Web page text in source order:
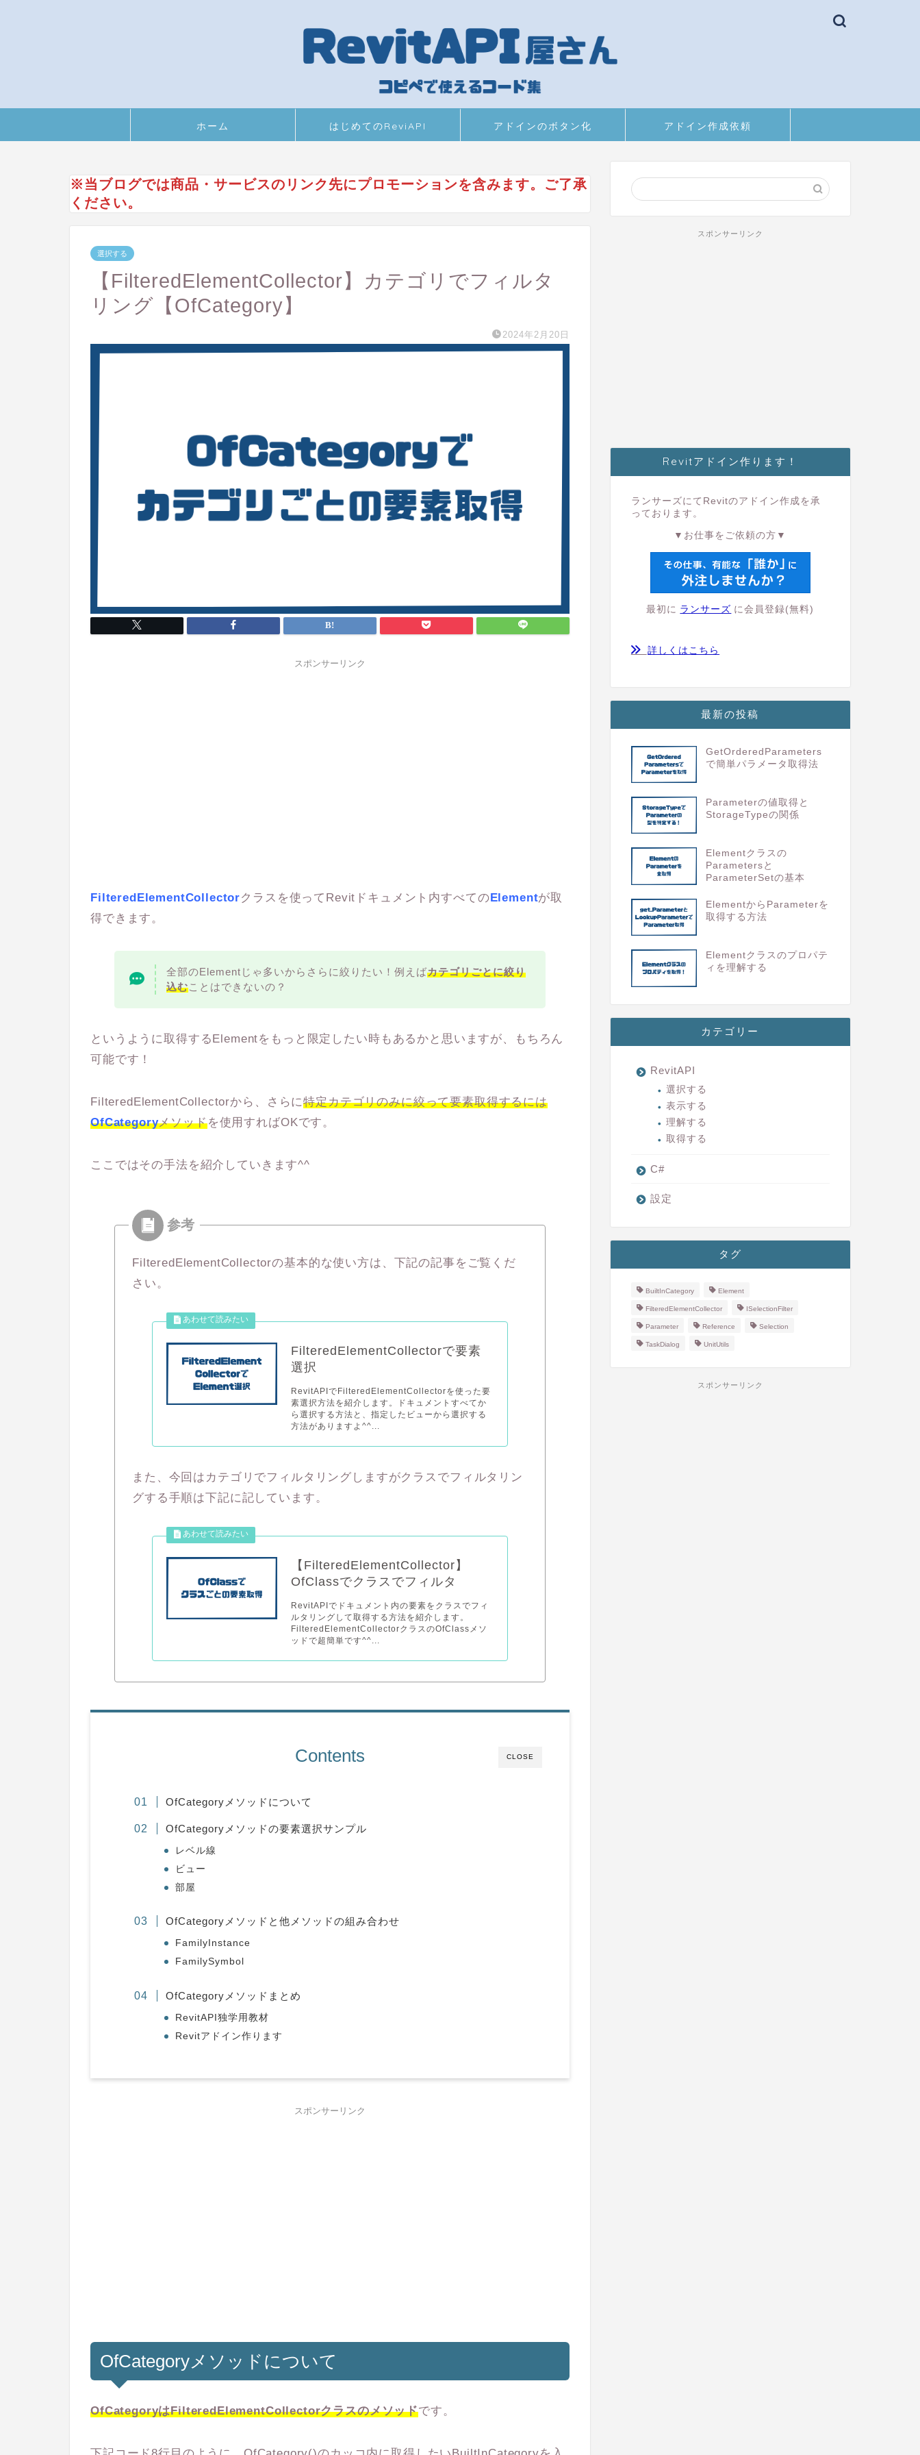
ホーム はじめてのReviAPI アドインのボタン化 アドイン作成依頼
※当ブログでは商品・サービスのリンク先にプロモーションを含みます。ご了承
ください。
選択する
【FilteredElementCollector】カテゴリでフィルタ
リング【OfCategory】
2024年2月20日
スポンサーリンク
FilteredElementCollectorクラスを使ってRevitドキュメント内すべてのElementが取
得できます。
全部のElementじゃ多いからさらに絞りたい！例えばカテゴリごとに絞り
込むことはできないの？
というように取得するElementをもっと限定したい時もあるかと思いますが、もちろん
可能です！
FilteredElementCollectorから、さらに特定カテゴリのみに絞って要素取得するには
OfCategoryメソッドを使用すればOKです。
ここではその手法を紹介していきます^^
FilteredElementCollectorの基本的な使い方は、下記の記事をご覧くだ
さい。
FilteredElementCollectorで要素
選択
RevitAPIでFilteredElementCollectorを使った要
素選択方法を紹介します。ドキュメントすべてか
ら選択する方法と、指定したビューから選択する
方法がありますよ^^...
また、今回はカテゴリでフィルタリングしますがクラスでフィルタリン
グする手順は下記に記しています。
【FilteredElementCollector】
OfClassでクラスでフィルタ
RevitAPIでドキュメント内の要素をクラスでフィ
ルタリングして取得する方法を紹介します。
FilteredElementCollectorクラスのOfClassメソ
ッドで超簡単です^^...
CLOSE
Contents
OfCategoryメソッドについて
OfCategoryメソッドの要素選択サンプル
レベル線
ビュー
部屋
OfCategoryメソッドと他メソッドの組み合わせ
FamilyInstance
FamilySymbol
OfCategoryメソッドまとめ
RevitAPI独学用教材
Revitアドイン作ります
スポンサーリンク
OfCategoryメソッドについて
OfCategoryはFilteredElementCollectorクラスのメソッドです。
スポンサーリンク
Revitアドイン作ります！
ランサーズにてRevitのアドイン作成を承
っております。
▼お仕事をご依頼の方▼
最初に ランサーズ に会員登録(無料)
詳しくはこちら
最新の投稿
GetOrderedParameters
で簡単パラメータ取得法
Parameterの値取得と
StorageTypeの関係
Elementクラスの
Parametersと
ParameterSetの基本
ElementからParameterを
取得する方法
Elementクラスのプロパテ
ィを理解する
カテゴリー
RevitAPI
選択する
表示する
理解する
取得する
C#
設定
タグ
BuiltInCategory Element
FilteredElementCollector ISelectionFilter
Parameter Reference Selection
TaskDialog UnitUtils
スポンサーリンク